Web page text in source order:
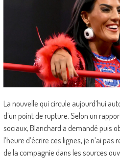
La nouvelle qui circule aujourd’hui
d’un point de rupture. Selon un
sociaux, Blanchard a demandé puis
l’heure d’écrire ces lignes, je n’ai
de la compagnie dans les sources